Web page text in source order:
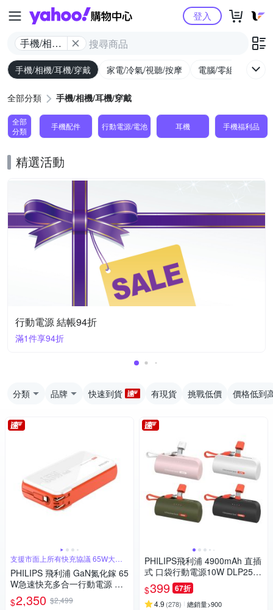
Yahoo購物中心
手機/相機/
耳機/穿戴
登入
手機/相機/耳機/穿戴 家電/冷氣/視聽/按摩 電腦/零組件/週邊/
全部分類 手機/相機/耳機/穿戴
全部
分類
手機配件 行動電源/電池 耳機 手機福利品
精選活動
行動電源 結帳94折
滿1件享94折
分類 品牌 快速到貨 有現貨 挑戰低價 價格低到
支援市面上所有快充協議 65W大功
率輸出
PHILIPS 飛利浦 GaN氮化鎵 65
W急速快充多合一行動電源 DL
P6350C (具Wh標示_53.65Wh)
$2,350 $2,499
PHILIPS飛利浦 4900mAh 直插
式 口袋行動電源10W DLP2550
17.88Wh_具Wh標示
$399 67折
4.9 (278) 總銷量>900